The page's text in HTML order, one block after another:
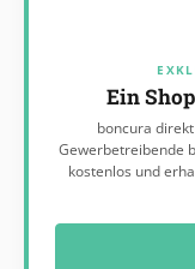
Ein
boncura
Gewerbetreibende
kostenlos und